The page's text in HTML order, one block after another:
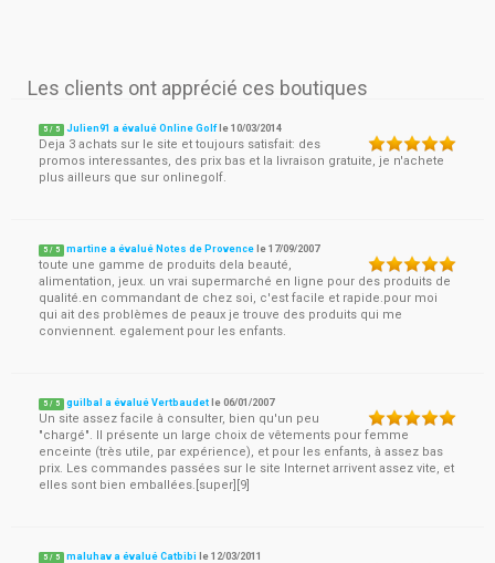
Les clients ont apprécié ces boutiques
5 / 5 Julien91 a évalué Online Golfle10/03/2014
Deja 3 achats sur le site et toujours satisfait: des
promos interessantes, des prix bas et la livraison gratuite, je n'achete
plus ailleurs que sur onlinegolf.
5 / 5 martine a évalué Notes de Provence le17/09/2007
toute une gamme de produits dela beauté,
alimentation, jeux. un vrai supermarché en ligne pour des produits de
qualité.en commandant de chez soi, c'est facile et rapide.pour moi
qui ait des problèmes de peaux je trouve des produits qui me
conviennent. egalement pour les enfants.
5 / 5 guilbal a évalué Vertbaudet le06/01/2007
Un site assez facile à consulter, bien qu'un peu
"chargé". Il présente un large choix de vêtements pour femme
enceinte (très utile, par expérience), et pour les enfants, à assez bas
prix. Les commandes passées sur le site Internet arrivent assez vite, et
elles sont bien emballées.[super][9]
5 / 5 maluhav a évalué Catbibi le12/03/2011